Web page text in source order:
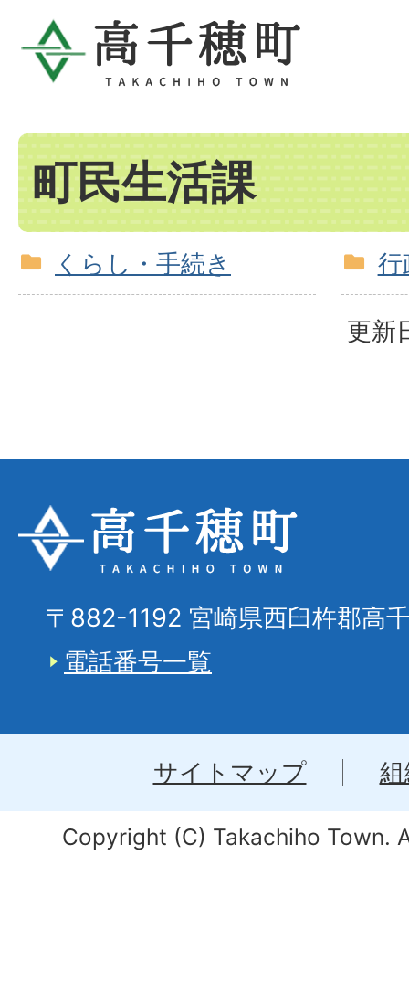
町民生活課
くらし・手続き 行
更新
〒882-1192 宮崎県西臼杵郡高
電話番号一覧
サイトマップ
Copyright (C) Takachiho Town.